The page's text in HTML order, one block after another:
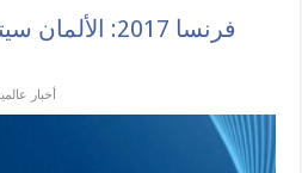
فرنسا 2017:
أخبار